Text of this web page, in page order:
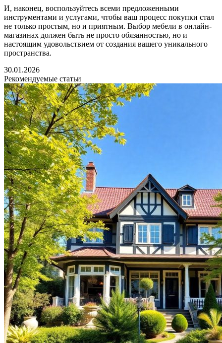
И, наконец, воспользуйтесь всеми предложенными
инструментами и услугами, чтобы ваш процесс покупки стал
не только простым, но и приятным. Выбор мебели в онлайн-
магазинах должен быть не просто обязанностью, но и
настоящим удовольствием от создания вашего уникального
пространства.
30.01.2026
Рекомендуемые статьи